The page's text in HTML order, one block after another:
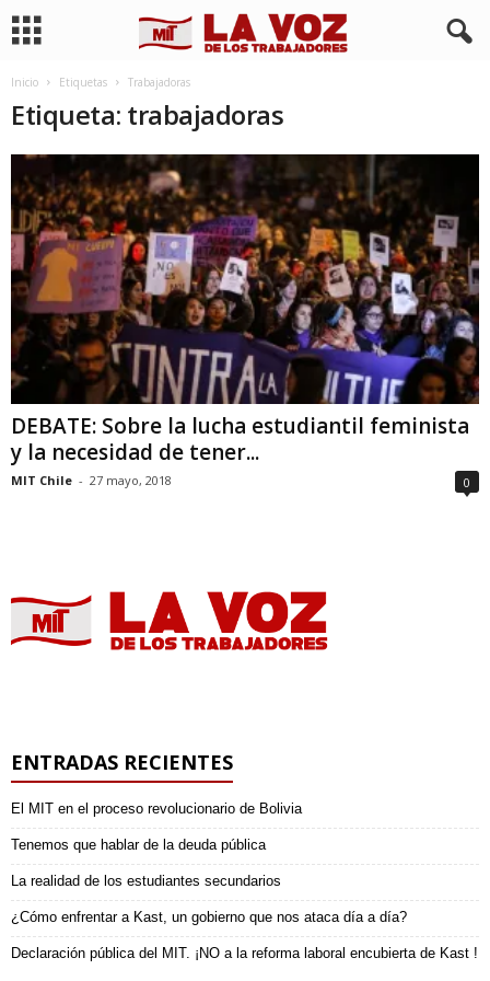
Inicio Etiquetas Trabajadoras
Etiqueta: trabajadoras
DEBATE: Sobre la lucha estudiantil feminista
y la necesidad de tener...
MIT Chile - 27 mayo, 2018 0
ENTRADAS RECIENTES
El MIT en el proceso revolucionario de Bolivia
Tenemos que hablar de la deuda pública
La realidad de los estudiantes secundarios
¿Cómo enfrentar a Kast, un gobierno que nos ataca día a día?
Declaración pública del MIT. ¡NO a la reforma laboral encubierta de Kast !